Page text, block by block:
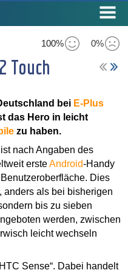
100% 0%
Touch
bei E-Plus
das Hero in leicht
zu haben.
nach Angaben des
ersteAndroid-Handy
Dies
anders als bei bisherigen
bis zu sieben
werden, zwischen
leicht wechseln
Sense“. Dabei handelt